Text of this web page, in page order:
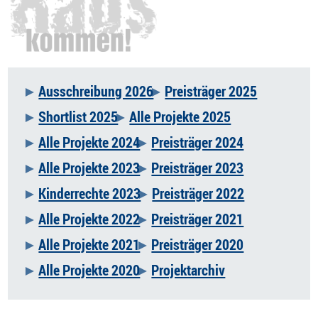
Navigation
überspringen
Ausschreibung 2026
Preisträger 2025
Shortlist 2025 Alle Projekte 2025
Alle Projekte 2024
Preisträger 2024
Alle Projekte 2023
Preisträger 2023
Kinderrechte 2023
Preisträger 2022
Alle Projekte 2022
Preisträger 2021
Alle Projekte 2021
Preisträger 2020
Alle Projekte 2020
Projektarchiv